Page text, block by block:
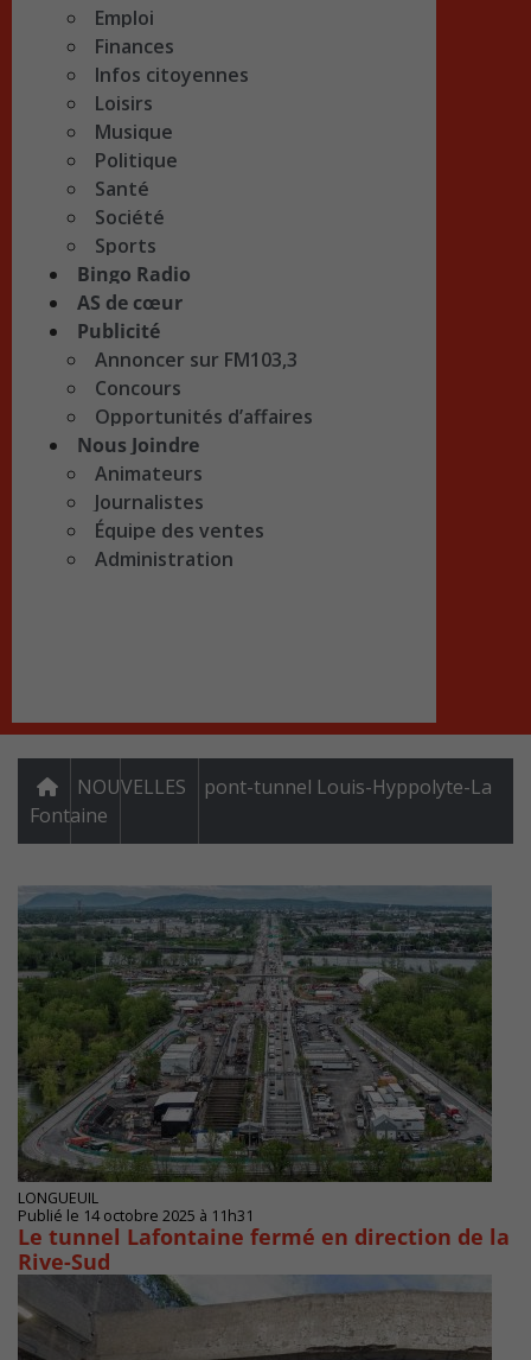
Emploi
Finances
Infos citoyennes
Loisirs
Musique
Politique
Santé
Société
Sports
Bingo Radio
AS de cœur
Publicité
Annoncer sur FM103,3
Concours
Opportunités d’affaires
Nous Joindre
Animateurs
Journalistes
Équipe des ventes
Administration
NOUVELLES
pont-tunnel Louis-Hyppolyte-La
Fontaine
LONGUEUIL
Publié le 14 octobre 2025 à 11h31
Le tunnel Lafontaine fermé en direction de la
Rive-Sud